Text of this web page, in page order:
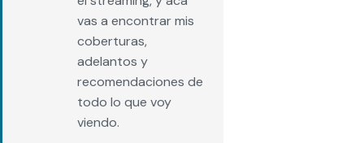
vas a encontrar mis
coberturas,
adelantos y
recomendaciones de
todo lo que voy
viendo.